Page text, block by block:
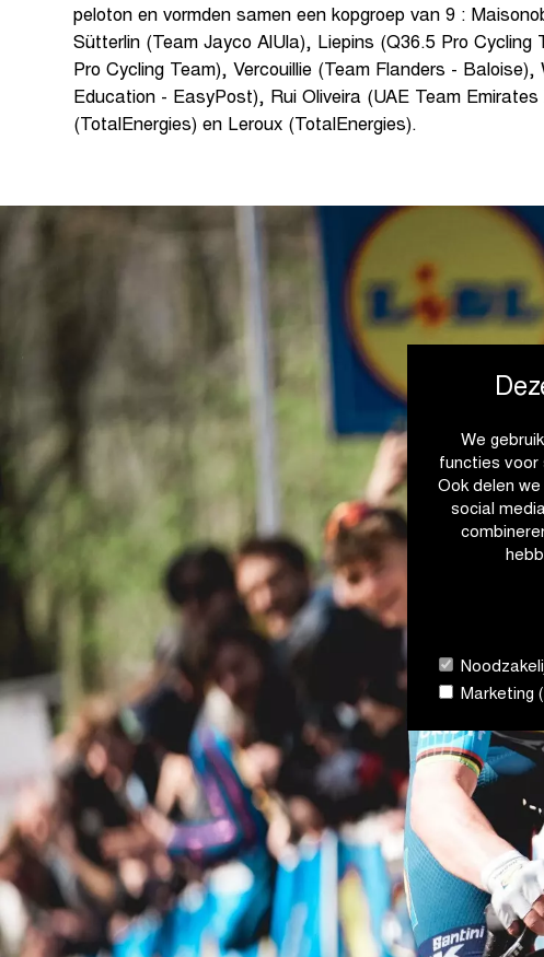
We
functies voor
Ook delen
social
Marketing
peloton en vormden samen een kopgroep van 9 :
Sütterlin (Team Jayco AlUla), Liepins (Q36.5 Pro Cycling
Pro Cycling Team), Vercouillie (Team Flanders - Baloise),
Education - EasyPost), Rui Oliveira (UAE Team Emirates
(TotalEnergies) en Leroux (TotalEnergies).